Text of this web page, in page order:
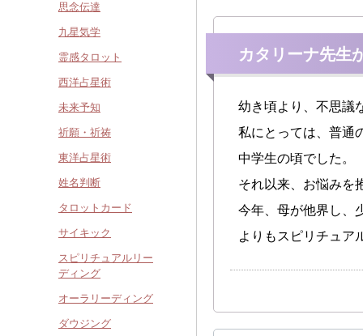
カタリーナ先生
幼き頃より、不思議
私にとっては、普通
中学生の頃でした。
それ以来、お悩みを
今年、母が他界し、
よりもスピリチュア
思念伝達
九星気学
霊感タロット
西洋占星術
未来予知
祈願・祈祷
東洋占星術
姓名判断
タロットカード
サイキック
スピリチュアルリー
ディング
オーラリーディング
ダウジング